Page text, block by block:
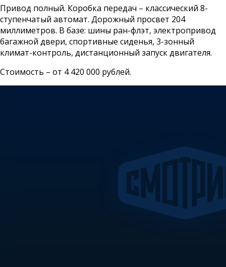
Привод полный. Коробка передач – классический 8-
ступенчатый автомат. Дорожный просвет 204
миллиметров. В базе: шины ран-флэт, электропривод
багажной двери, спортивные сиденья, 3-зонный
климат-контроль, дистанционный запуск двигателя.
Стоимость – от 4 420 000 рублей.